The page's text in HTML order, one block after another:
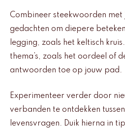
Combineer steekwoorden met
gedachten om diepere
legging, zoals het keltisch
thema’s, zoals het oordeel of
antwoorden toe op jouw pad.
Experimenteer verder door
verbanden te ontdekken
levensvragen. Duik hierna in